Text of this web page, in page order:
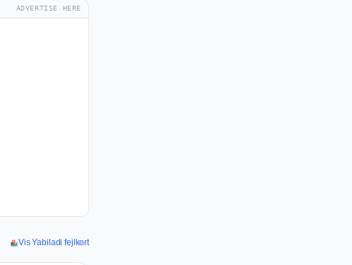
ADVERTISE HERE
Vis Yabiladi fejlkort